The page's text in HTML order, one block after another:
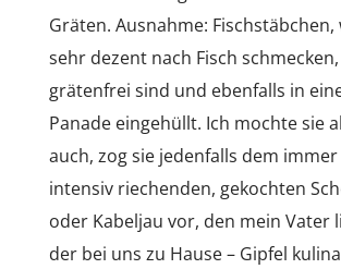
Gräten. Ausnahme:
sehr dezent nach Fisch
grätenfrei sind und ebenfalls in
Panade eingehüllt. Ich mochte sie
auch, zog sie jedenfalls dem
intensiv riechenden, gekochten
oder Kabeljau vor, den mein Vater
der bei uns zu Hause – Gipfel